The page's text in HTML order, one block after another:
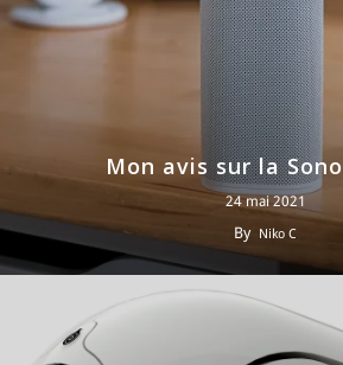
Mon avis sur la
24 mai 2021
By Niko C